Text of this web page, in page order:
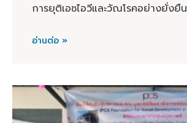
การยุติเอชไอวีและวัณโรคอย่างยั่งยืน
อ่านต่อ »